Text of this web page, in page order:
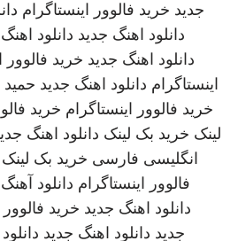
جدید خرید فالوور اینستاگرام
دانلود اهنگ جدید دانلود
دانلود اهنگ جدید خرید فالوور
اینستاگرام دانلود اهنگ جدید حمید
خرید فالوور اینستاگرام خرید
لینک خرید بک لینک دانلود اهنگ
انگلیسی فارسی خرید بک لینک
فالوور اینستاگرام دانلود
دانلود اهنگ جدید خرید فالوور
جدید دانلود اهنگ جدید